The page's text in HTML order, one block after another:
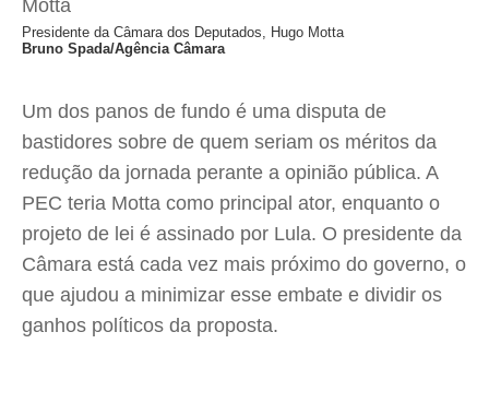
Presidente da Câmara dos Deputados, Hugo Motta
Bruno Spada/Agência Câmara
Um dos panos de fundo é uma disputa de
bastidores sobre de quem seriam os méritos da
redução da jornada perante a opinião pública. A
PEC teria Motta como principal ator, enquanto o
projeto de lei é assinado por Lula. O presidente da
Câmara está cada vez mais próximo do governo, o
que ajudou a minimizar esse embate e dividir os
ganhos políticos da proposta.